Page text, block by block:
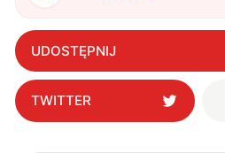
UDOSTĘPNIJ
TWITTER